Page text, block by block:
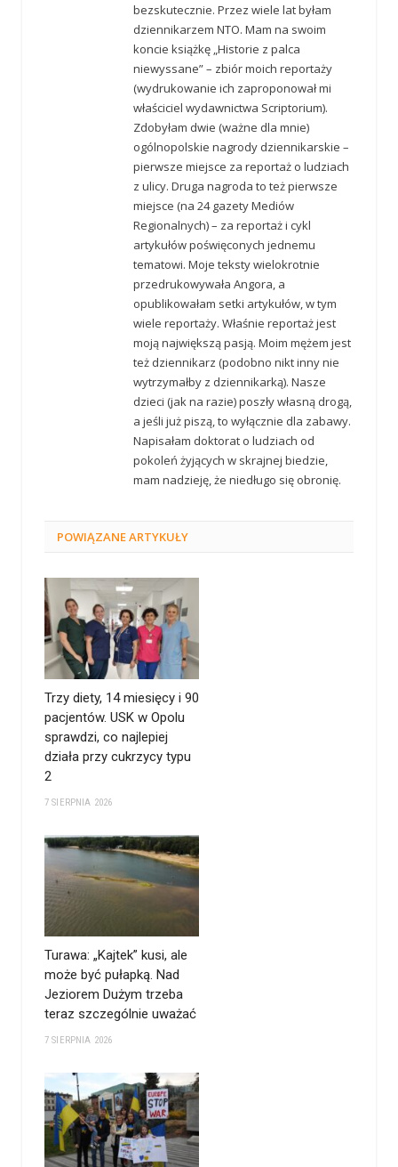
bezskutecznie. Przez wiele lat byłam
dziennikarzem NTO. Mam na swoim
koncie książkę „Historie z palca
niewyssane” – zbiór moich reportaży
(wydrukowanie ich zaproponował mi
właściciel wydawnictwa Scriptorium).
Zdobyłam dwie (ważne dla mnie)
ogólnopolskie nagrody dziennikarskie –
pierwsze miejsce za reportaż o ludziach
z ulicy. Druga nagroda to też pierwsze
miejsce (na 24 gazety Mediów
Regionalnych) – za reportaż i cykl
artykułów poświęconych jednemu
tematowi. Moje teksty wielokrotnie
przedrukowywała Angora, a
opublikowałam setki artykułów, w tym
wiele reportaży. Właśnie reportaż jest
moją największą pasją. Moim mężem jest
też dziennikarz (podobno nikt inny nie
wytrzymałby z dziennikarką). Nasze
dzieci (jak na razie) poszły własną drogą,
a jeśli już piszą, to wyłącznie dla zabawy.
Napisałam doktorat o ludziach od
pokoleń żyjących w skrajnej biedzie,
mam nadzieję, że niedługo się obronię.
POWIĄZANEARTYKUŁY
Trzy diety, 14 miesięcy i 90
pacjentów. USK w Opolu
sprawdzi, co najlepiej
działa przy cukrzycy typu
2
7 SIERPNIA 2026
Turawa: „Kajtek” kusi, ale
może być pułapką. Nad
Jeziorem Dużym trzeba
teraz szczególnie uważać
7 SIERPNIA 2026